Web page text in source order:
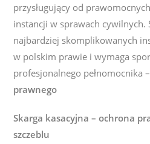
przysługujący od
instancji w sprawach cywilnych.
najbardziej skomplikowanych
w polskim prawie i wymaga
profesjonalnego pełnomocnika –
prawnego
Skarga kasacyjna – ochrona
szczeblu